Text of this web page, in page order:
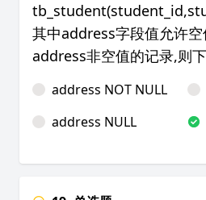
其中address字段值允许
address非空值的记录,则
address NOT NULL
address NULL